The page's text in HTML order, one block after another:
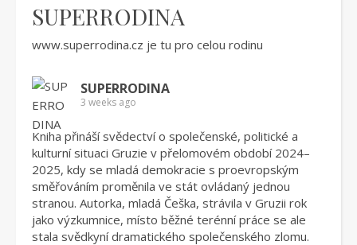
SUPERRODINA
www.superrodina.cz je tu pro celou rodinu
SUPERRODINA
3 weeks ago
Kniha přináší svědectví o společenské, politické a
kulturní situaci Gruzie v přelomovém období 2024–
2025, kdy se mladá demokracie s proevropským
směřováním proměnila ve stát ovládaný jednou
stranou. Autorka, mladá Češka, strávila v Gruzii rok
jako výzkumnice, místo běžné terénní práce se ale
stala svědkyní dramatického společenského zlomu.